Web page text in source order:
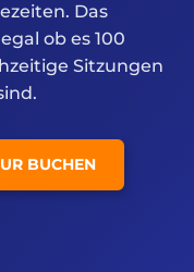
Das
ob es 100
Sitzungen
BUCHEN